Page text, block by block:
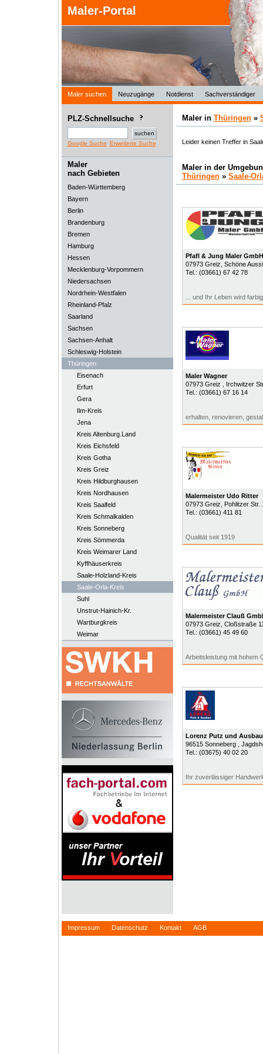
Maler-Portal
Maler suchen Neuzugänge Notdienst Sachverständiger
PLZ-Schnellsuche
Google Suche Erweiterte Suche
Maler
nach Gebieten
Baden-Württemberg
Bayern
Berlin
Brandenburg
Bremen
Hamburg
Hessen
Mecklenburg-Vorpommern
Niedersachsen
Nordrhein-Westfalen
Rheinland-Pfalz
Saarland
Sachsen
Sachsen-Anhalt
Schleswig-Holstein
Thüringen
Eisenach
Erfurt
Gera
Ilm-Kreis
Jena
Kreis Altenburg.Land
Kreis Eichsfeld
Kreis Gotha
Kreis Greiz
Kreis Hildburghausen
Kreis Nordhausen
Kreis Saalfeld
Kreis Schmalkalden
Kreis Sonneberg
Kreis Sömmerda
Kreis Weimarer Land
Kyffhäuserkreis
Saale-Holzland-Kreis
Saale-Orla-Kreis
Suhl
Unstrut-Hainich-Kr.
Wartburgkreis
Weimar
Maler in Thüringen»
Leider keinen Treffer in
Maler in der
Thüringen» Saale-
Pfafl & Jung Maler GmbH
07973 Greiz , Schöne
Tel.: (03661) 67 42 78
... und Ihr Leben wird
Maler Wagner
07973 Greiz
, Irchwitzer
Tel.: (03661) 67 16 14
erhalten, renovieren,
Malermeister Udo Ritter
07973 Greiz , Pohlitzer Str.
Tel.: (03661) 411 81
Qualität seit 1919
Malermeister Clauß
07973 Greiz , Cloßstraße
Tel.: (03661) 45 49 60
Arbeitsleistung mit hohem
Lorenz Putz und
96515 Sonneberg
,
Tel.: (03675) 40 02 20
Ihr zuverlässiger
Impressum Datenschutz Kontakt AGB